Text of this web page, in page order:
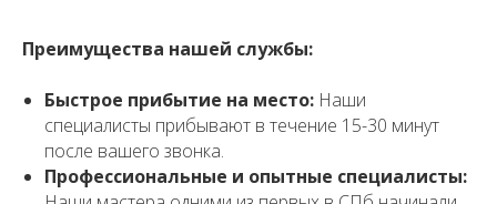
Преимущества нашей службы:
Быстрое прибытие на место: Наши
специалисты прибывают в течение 15-30 минут
после вашего звонка.
Профессиональные и опытные специалисты: